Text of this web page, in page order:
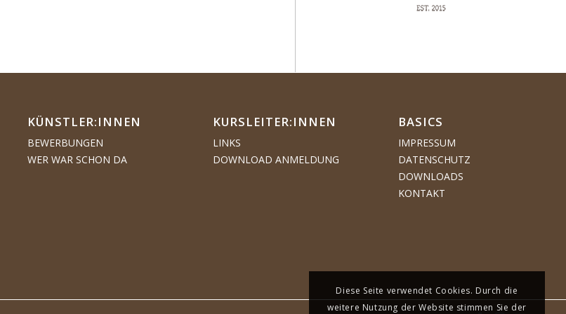
KÜNSTLER:­­INNEN
BEWERBUNGEN
WER WAR SCHON DA
KURSLEITER:INNEN
LINKS
DOWNLOAD ANMELDUNG
BASICS
IMPRESSUM
DATENSCHUTZ
DOWNLOADS
KONTAKT
Diese Seite verwendet Cookies. Durch die
weitere Nutzung der Website stimmen Sie der